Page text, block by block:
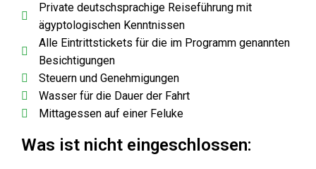
Private deutschsprachige Reiseführung mit
ägyptologischen Kenntnissen
Alle Eintrittstickets für die im Programm genannten
Besichtigungen
Steuern und Genehmigungen
Wasser für die Dauer der Fahrt
Mittagessen auf einer Feluke
Was ist nicht eingeschlossen: